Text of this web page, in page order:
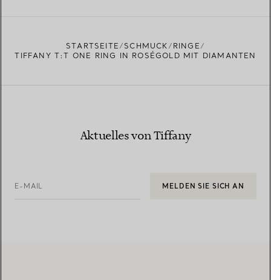
STARTSEITE SCHMUCK
RINGE
TIFFANY T:T ONE RING IN ROSÉGOLD MIT DIAMANTEN
Aktuelles von Tiffany
E-MAIL MELDEN SIE SICH AN